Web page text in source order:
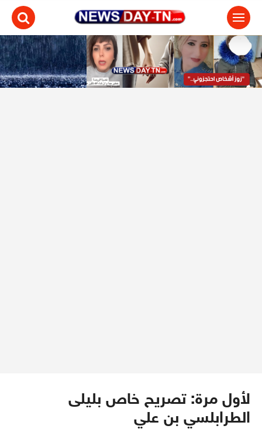
لأول مرة: تصريح خاص بليلى
الطرابلسي بن علي